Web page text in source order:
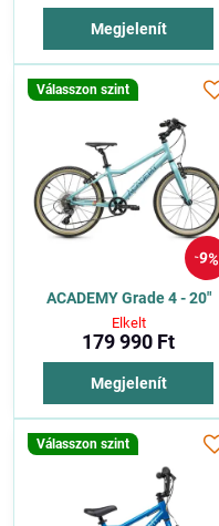
Megjelenít
9%
Válasszon szint
ACADEMY Grade 4 - 20"
Elkelt
179 990 Ft
Megjelenít
Válasszon szint